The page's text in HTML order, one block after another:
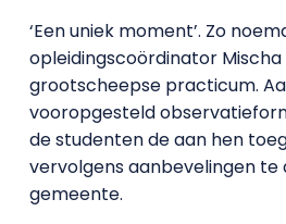
‘Een uniek moment’. Zo
opleidingscoördinator
grootscheepse practicum.
vooropgesteld
de studenten de aan hen
vervolgens aanbevelingen te
gemeente.